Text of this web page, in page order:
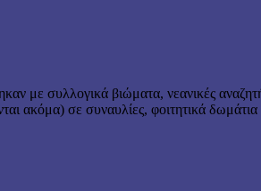
με συλλογικά βιώματα, νεανικές
ακόμα) σε συναυλίες, φοιτητικά